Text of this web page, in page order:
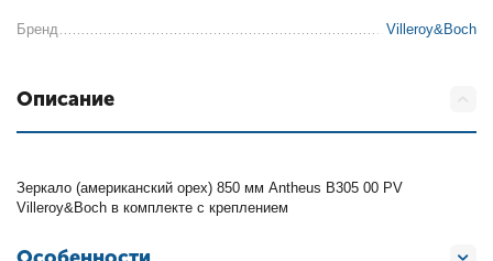
Бренд Villeroy&Boch
Описание
Зеркало (американский орех) 850 мм Antheus B305 00 PV
Villeroy&Boch в комплекте с креплением